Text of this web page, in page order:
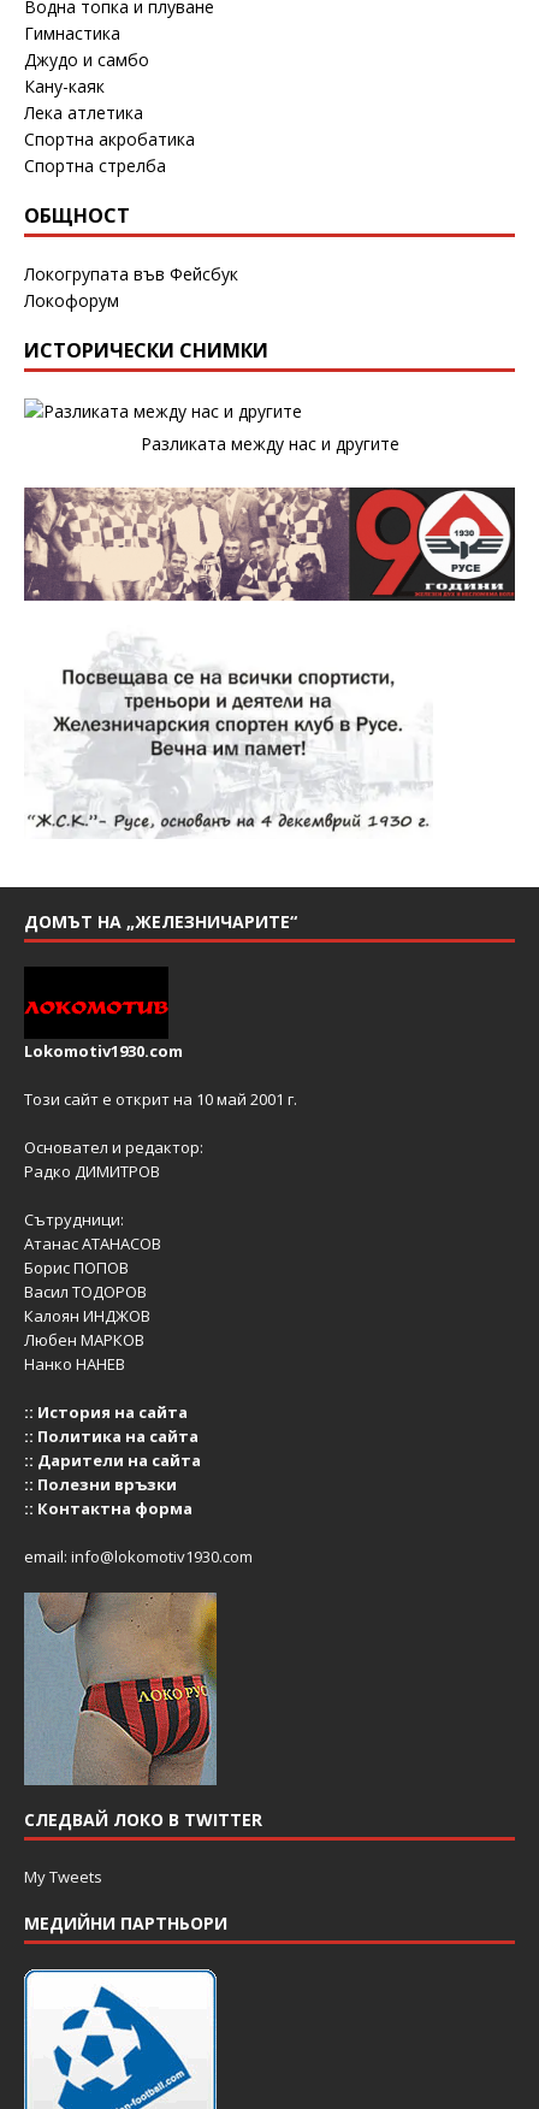
Водна топка и плуване
Гимнастика
Джудо и самбо
Кану-каяк
Лека атлетика
Спортна акробатика
Спортна стрелба
ОБЩНОСТ
Локогрупата във Фейсбук
Локофорум
ИСТОРИЧЕСКИ СНИМКИ
Разликата между нас и другите
ДОМЪТ НА „ЖЕЛЕЗНИЧАРИТЕ“
Lokomotiv1930.com
Този сайт е открит на 10 май 2001 г.
Основател и редактор:
Радко ДИМИТРОВ
Сътрудници:
Атанас АТАНАСОВ
Борис ПОПОВ
Васил ТОДОРОВ
Калоян ИНДЖОВ
Любен МАРКОВ
Нанко НАНЕВ
:: История на сайта
:: Политика на сайта
:: Дарители на сайта
:: Полезни връзки
:: Контактна форма
email: info@lokomotiv1930.com
СЛЕДВАЙ ЛОКО В TWITTER
My Tweets
МЕДИЙНИ ПАРТНЬОРИ